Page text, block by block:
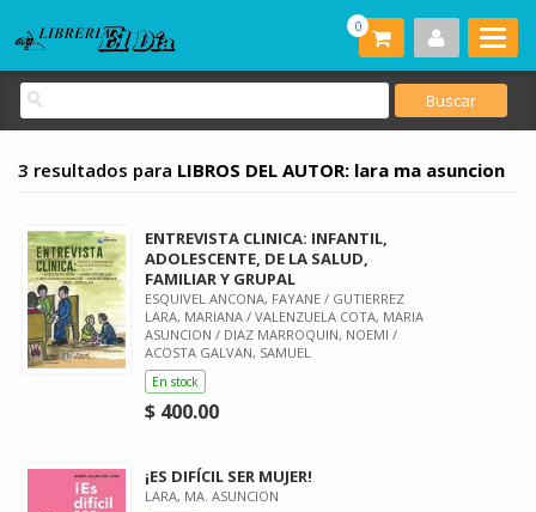
0
3 resultados para LIBROS DEL AUTOR: lara ma asuncion
ENTREVISTA CLINICA: INFANTIL,
ADOLESCENTE, DE LA SALUD,
FAMILIAR Y GRUPAL
ESQUIVEL ANCONA, FAYANE / GUTIERREZ
LARA, MARIANA / VALENZUELA COTA, MARIA
ASUNCION / DIAZ MARROQUIN, NOEMI /
ACOSTA GALVAN, SAMUEL
En stock
$ 400.00
¡ES DIFÍCIL SER MUJER!
LARA, MA. ASUNCION